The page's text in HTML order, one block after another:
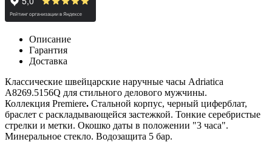
Описание
Гарантия
Доставка
Классические швейцарские наручные часы Adriatica
A8269.5156Q для стильного делового мужчины.
Коллекция Premiere. Стальной корпус, черный циферблат,
браслет с раскладывающейся застежкой. Тонкие серебристые
стрелки и метки. Окошко даты в положении "3 часа".
Минеральное стекло. Водозащита 5 бар.